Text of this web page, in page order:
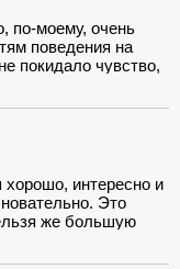
по-моему, очень
поведения на
покидало чувство,
но это пустяк.
хорошо, интересно и
Это
же большую